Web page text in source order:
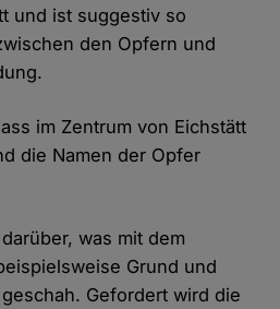
und ist suggestiv so
den Opfern und
im Zentrum von Eichstätt
die Namen der Opfer
was mit dem
Grund und
Gefordert wird die